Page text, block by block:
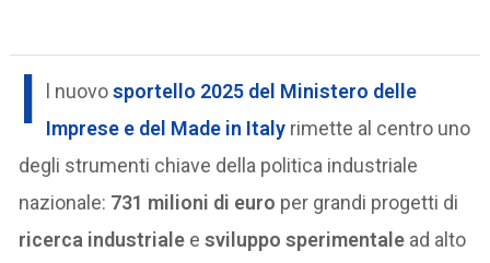
I l nuovosportello 2025 del Ministero delle
Imprese e del Made in Italy rimette al centro uno
degli strumenti chiave della politica industriale
nazionale: 731 milioni di euro per grandi progetti di
ricerca industriale esviluppo sperimentale ad alto